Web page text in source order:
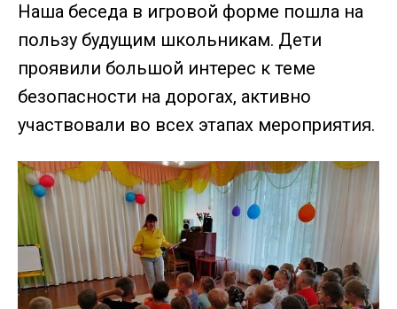
Наша беседа в игровой форме пошла на
пользу будущим школьникам. Дети
проявили большой интерес к теме
безопасности на дорогах, активно
участвовали во всех этапах мероприятия.